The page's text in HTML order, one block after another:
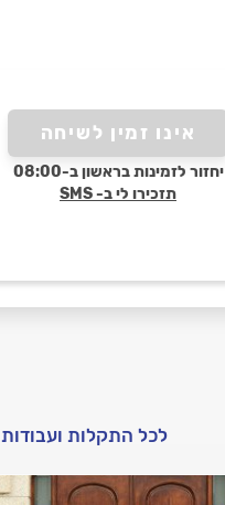
אינו זמין לשיחה
יחזור לזמינות בראשון ב-08:00
תזכירו לי ב- SMS
לכל התקלות ועבודות